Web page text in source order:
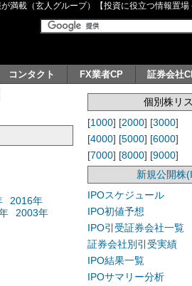
満載（玄人グループ）【投資に役立つ情報置場
コンタクト FX業者CP 証券会社
2016年
2003年
個別株リ
[1000] [2000] [3000]
[4000] [5000] [6000]
[7000] [8000] [9000]
新規公開株
IPOスケジュール
IPO初値予想
IPO引受証券会社一覧
証券会社別引受実績
IPO結果一覧
IPOサマリー分析